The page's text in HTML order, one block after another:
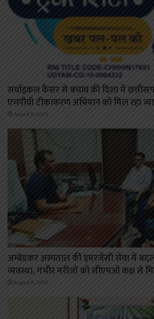
सर्वाइकल कैंसर से बचाव की दिशा में
एचपीवी टीकाकरण अभियान को मिल रहा
August 8, 2026
अम्बेडकर अस्पताल की इमरजेंसी सेवा में बदली
व्यवस्था, गंभीर मरीजों को सीएमओ कक्ष से
August 8, 2026